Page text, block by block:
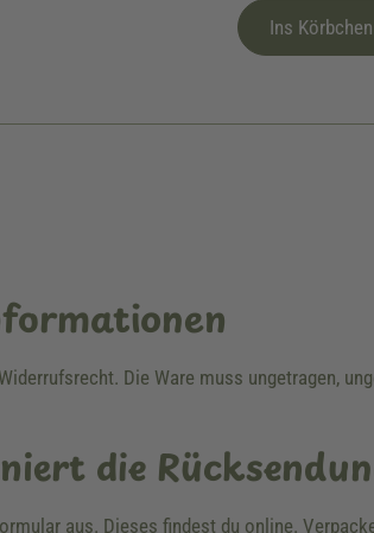
Ins Körbchen
Die Ware muss ungetragen,
die
aus. Dieses findest du online.